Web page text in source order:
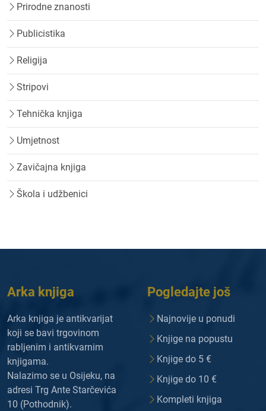
Prirodne znanosti
Publicistika
Religija
Stripovi
Tehnička knjiga
Umjetnost
Zavičajna knjiga
Škola i udžbenici
Arka knjiga
Arka knjiga je antikvarijat
koji se bavi trgovinom
rabljenim i antikvarnim
knjigama.
Nalazimo se u Osijeku, na
adresi Trg Ante Starčevića
10 (Pothodnik).
Pogledajte još
Najnovije u ponudi
Knjige na popustu
Knjige do 5 €
Knjige do 10 €
Kompleti knjiga